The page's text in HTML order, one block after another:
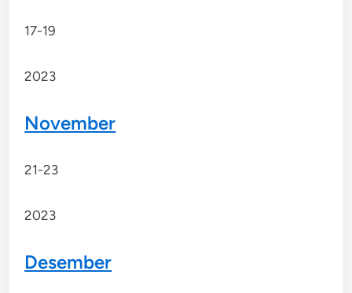
17-19
2023
November
21-23
2023
Desember